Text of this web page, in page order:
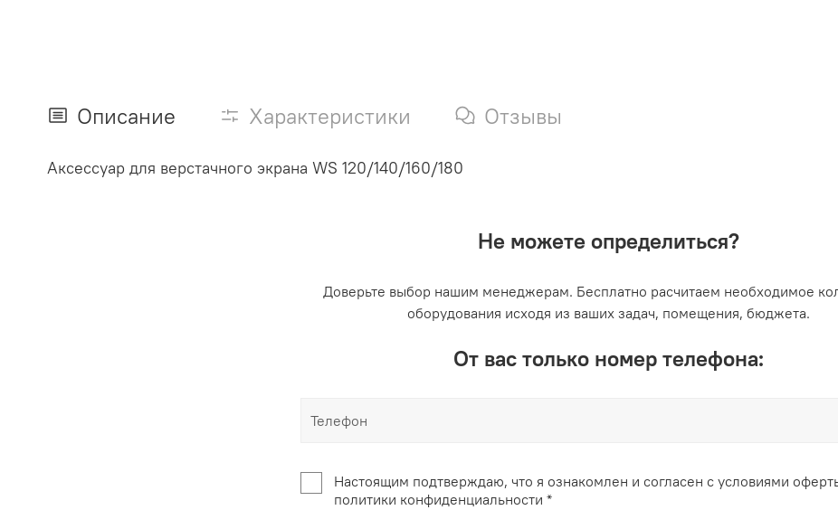
Описание Характеристики Отзывы
Аксессуар для верстачного экрана WS 120/140/160/180
Не можете определиться?
Доверьте выбор нашим менеджерам. Бесплатно расчитаем необходимое
оборудования исходя из ваших задач, помещения, бюджета.
От вас только номер телефона:
Настоящим подтверждаю, что я ознакомлен и согласен с условиями
политики конфиденциальности *